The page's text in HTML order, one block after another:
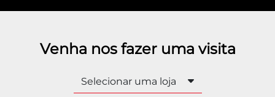
Venha nos fazer uma visita
Selecionar uma loja